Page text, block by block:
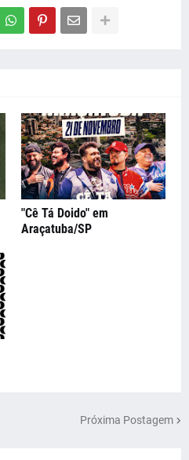
"Cê Tá Doido" em
Araçatuba/SP
Próxima Postagem